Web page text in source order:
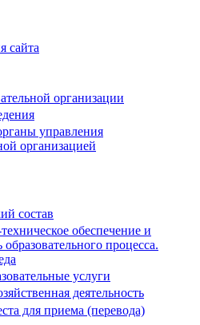
сайта
организации
управления
организацией
состав
обеспечение и
процесса.
услуги
деятельность
для приема (перевода)